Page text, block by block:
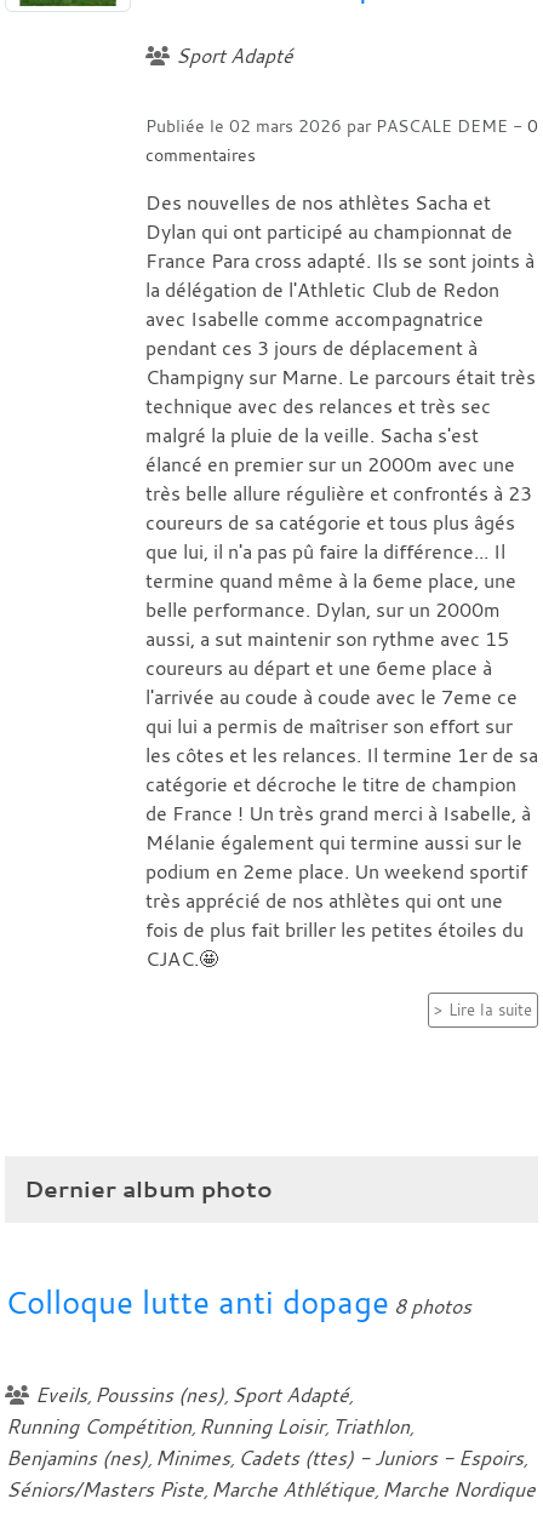
Sport Adapté
Publiée le 02 mars 2026 par PASCALE DEME - 0
commentaires
Des nouvelles de nos athlètes Sacha et
Dylan qui ont participé au championnat de
France Para cross adapté. Ils se sont joints à
la délégation de l'Athletic Club de Redon
avec Isabelle comme accompagnatrice
pendant ces 3 jours de déplacement à
Champigny sur Marne. Le parcours était très
technique avec des relances et très sec
malgré la pluie de la veille. Sacha s'est
élancé en premier sur un 2000m avec une
très belle allure régulière et confrontés à 23
coureurs de sa catégorie et tous plus âgés
que lui, il n'a pas pû faire la différence... Il
termine quand même à la 6eme place, une
belle performance. Dylan, sur un 2000m
aussi, a sut maintenir son rythme avec 15
coureurs au départ et une 6eme place à
l'arrivée au coude à coude avec le 7eme ce
qui lui a permis de maîtriser son effort sur
les côtes et les relances. Il termine 1er de sa
catégorie et décroche le titre de champion
de France ! Un très grand merci à Isabelle, à
Mélanie également qui termine aussi sur le
podium en 2eme place. Un weekend sportif
très apprécié de nos athlètes qui ont une
fois de plus fait briller les petites étoiles du
CJAC.🤩
Lire la suite
Dernier album photo
Colloque lutte anti dopage 8 photos
Eveils Poussins (nes) Sport Adapté
Running Compétition Running Loisir Triathlon
Benjamins (nes) Minimes Cadets (ttes) - Juniors - Espoirs
Séniors/Masters Piste Marche Athlétique Marche Nordique